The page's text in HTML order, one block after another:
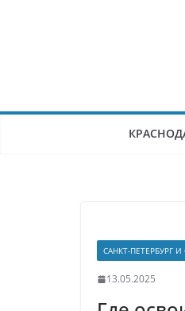
САНКТ-ПЕТЕРБУРГ
13.05.2025